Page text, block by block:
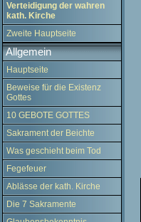
Verteidigung der wahren
kath. Kirche
Zweite Hauptseite
Allgemein
Hauptseite
Beweise für die Existenz
Gottes
10 GEBOTE GOTTES
Sakrament der Beichte
Was geschieht beim Tod
Fegefeuer
Ablässe der kath. Kirche
Die 7 Sakramente